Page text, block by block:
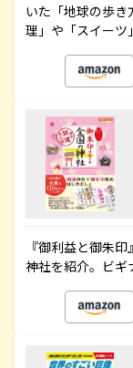
いた「地球の歩
理」や「スイーツ
『御利益と御朱
神社を紹介。ビギ